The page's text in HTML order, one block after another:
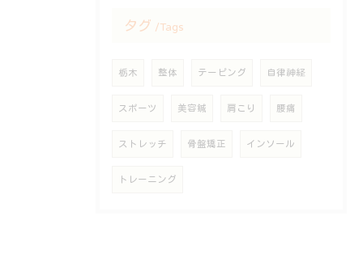
タグ Tags
栃木 整体 テーピング 自律神経
スポーツ 美容鍼 肩こり 腰痛
ストレッチ 骨盤矯正 インソール
トレーニング